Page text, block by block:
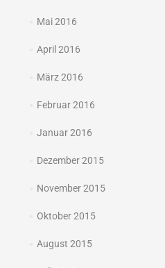
Mai 2016
April 2016
März 2016
Februar 2016
Januar 2016
Dezember 2015
November 2015
Oktober 2015
August 2015